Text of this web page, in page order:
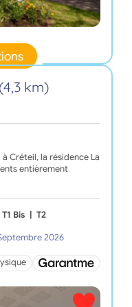
(4,3 km)
Créteil, la résidence La
entièrement
T1 Bis T2
2026